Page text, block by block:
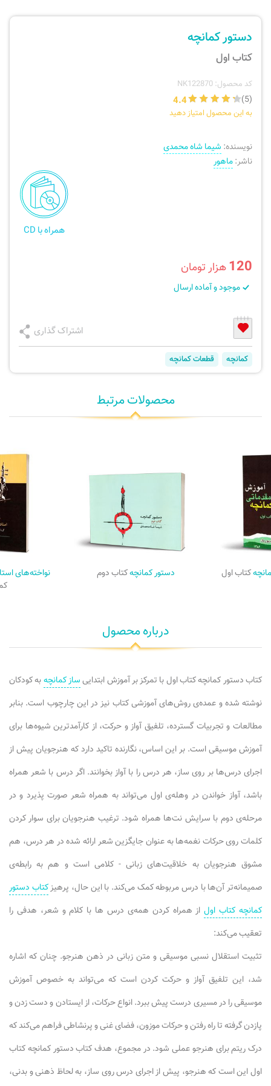
نی، فلوت، سازهای بادی
ارسال سفارش
دستور کمانچه
کتاب اول
کد محصول: NK122870
(5)
4.4
به این محصول امتیاز دهید
نویسنده: شیما شاه محمدی
ناشر:ماهور
همراه با CD
120هزار تومان
موجود و آماده ارسال
اشتراک گذاری
کمانچه قطعات کمانچه
محصولات مرتبط
کتاب اول دستور کمانچهکتاب دوم
نواخته‌های
درباره محصول
کتاب دستور کمانچه کتاب اول با تمرکز بر آموزش ابتداییساز کمانچهبه کودکان
نوشته شده و عمده‌ی روش‌های آموزشی کتاب نیز در این چارچوب است. بنابر
مطالعات و تجربیات گسترده، تلفیق آواز و حرکت، از کارآمدترین شیوه‌ها برای
آموزش موسیقی است. بر این اساس، نگارنده تاکید دارد که هنرجویان پیش از
اجرای درس‌ها بر روی ساز، هر درس را با آواز بخوانند. اگر درس با شعر همراه
باشد، آواز خواندن در وهله‌ی اول می‌تواند به همراه شعر صورت پذیرد و در
مرحله‌ی دوم با سرایش نت‌ها همراه شود. ترغیب هنرجویان برای سوار کردن
کلمات روی حرکات نغمه‌ها به عنوان جایگزین شعر ارائه شده در هر درس، هم
مشوق هنرجویان به خلاقیت‌های زبانی - کلامی است و هم به رابطه‌ی
صمیمانه‌تر آن‌ها با درس مربوطه کمک می‌کند. با این حال، پرهیزکتاب دستور
کمانچه کتاب اولاز همراه کردن همه‌ی درس ها با کلام و شعر، هدفی را
تعقیب می‌کند:
تثبیت استقلال نسبی موسیقی و متن زبانی در ذهن هنرجو. چنان که اشاره
شد، این تلفیق آواز و حرکت کردن است که می‌تواند به خصوص آموزش
موسیقی را در مسیری درست پیش ببرد. انواع حرکات، از ایستادن و دست زدن و
پازدن گرفته تا راه رفتن و حرکات موزون، فضای غنی و پرنشاطی فراهم می‌کند که
درک ریتم برای هنرجو عملی شود. در مجموع، هدف کتاب دستور کمانچه کتاب
اول این است که هنرجو، پیش از اجرای درس روی ساز، به لحاظ ذهنی و بدنی،